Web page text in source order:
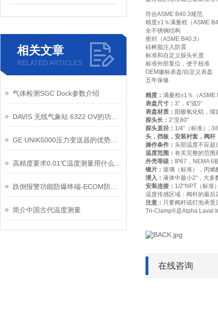
符合ASME B40.3规范
精度±1 ％满量程（ASME
全不锈钢结构
密封（ASME B40.3 ）
硅树脂注入防震
标准和自定义探头长度
标准外部复位，便于校准
OEM徽标表盘/自定义表盘
五年保修
精度： 满量程±1 ％（ASME
表盘尺寸： 3“ ， 4"或5“
表盘材质： 阳极氧化铝，
探头长： 2“至80"
探头直径： 1/4“ （标准） ; 3/
头，挡板，安装衬套，阀杆
操作条件： 头部温度不应超
温度范围： 有关完整的范围
外壳等级：
IP67 ， NEMA 6
镜片： 玻璃（标准），丙烯
浸入： 液体中最小2“ ，大
安装连接： 1/2“NPT （标准
温度传感区域：阀杆的最后
注意： 只要阀杆或灯泡承
Tri-Clamp®是Alpha Laval
在线咨询
相关文章
RELATED ARTICLES
气体检测SGC Dock参数介绍
简介中国古代温度测量